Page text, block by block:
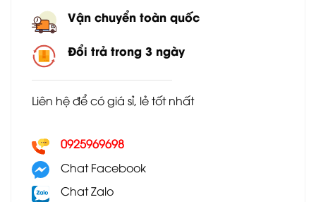
1.900.000₫.là:
Vận chuyển toàn quốc
Đổi trả trong 3 ngày
Liên hệ để có giá sỉ, lẻ tốt nhất
0925969698
Chat Facebook
Chat Zalo